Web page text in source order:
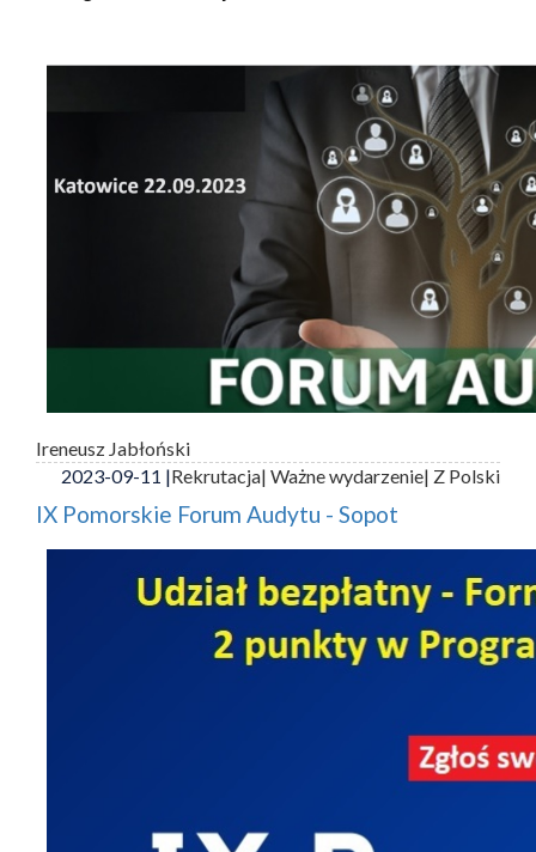
Ireneusz Jabłoński
2023-09-11 |Rekrutacja| Ważne wydarzenie| Z Polski
IX Pomorskie Forum Audytu - Sopot